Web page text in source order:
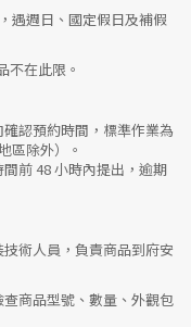
遇週日、國定假日及補假
在此限。
認預約時間，標準作業為
區除外）。
前 48 小時內提出，逾期
術人員，負責商品到府安
查商品型號、數量、外觀包